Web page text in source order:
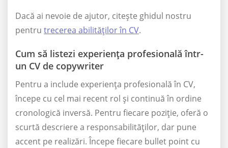
Dacă ai nevoie de ajutor, citește ghidul nostru
pentru trecerea abilităților în CV.
Cum să listezi experiența profesională într-
un CV de copywriter
Pentru a include experiența profesională în CV,
începe cu cel mai recent rol și continuă în ordine
cronologică inversă. Pentru fiecare poziție, oferă o
scurtă descriere a responsabilităților, dar pune
accent pe realizări. Începe fiecare bullet point cu